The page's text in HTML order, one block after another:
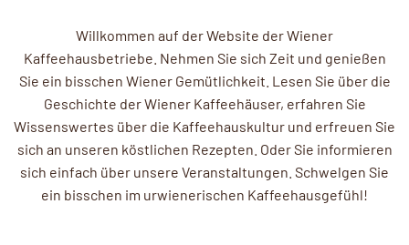
Willkommen auf der Website der Wiener
Kaffeehausbetriebe. Nehmen Sie sich Zeit und genießen
Sie ein bisschen Wiener Gemütlichkeit. Lesen Sie über die
Geschichte der Wiener Kaffeehäuser, erfahren Sie
Wissenswertes über die Kaffeehauskultur und erfreuen Sie
sich an unseren köstlichen Rezepten. Oder Sie informieren
sich einfach über unsere Veranstaltungen. Schwelgen Sie
ein bisschen im urwienerischen Kaffeehausgefühl!